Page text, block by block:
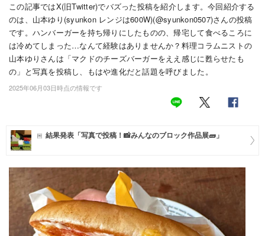
赤ちゃん・育児
子育て・家族
病院
美容・ファッション
住まい
マネー
トレンド・イベント
この記事ではX(旧Twitter)でバズった投稿を紹介します。今回紹介する
のは、山本ゆり(syunkon レンジは600W)(@syunkon0507)さんの投稿
です。ハンバーガーを持ち帰りにしたものの、帰宅して食べるころに
は冷めてしまった…なんて経験はありませんか？料理コラムニストの
山本ゆりさんは「マクドのチーズバーガーをええ感じに甦らせたも
の」と写真を投稿し、もはや進化だと話題を呼びました。
2025年06月03日時点の情報です
結果発表「写真で投稿！📸みんなのブロック作品展🧱」